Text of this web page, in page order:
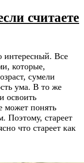
считаете
интересный. Все
которые,
сумели
ума. В то же
освоить
может понять
Поэтому, стареет
что стареет как